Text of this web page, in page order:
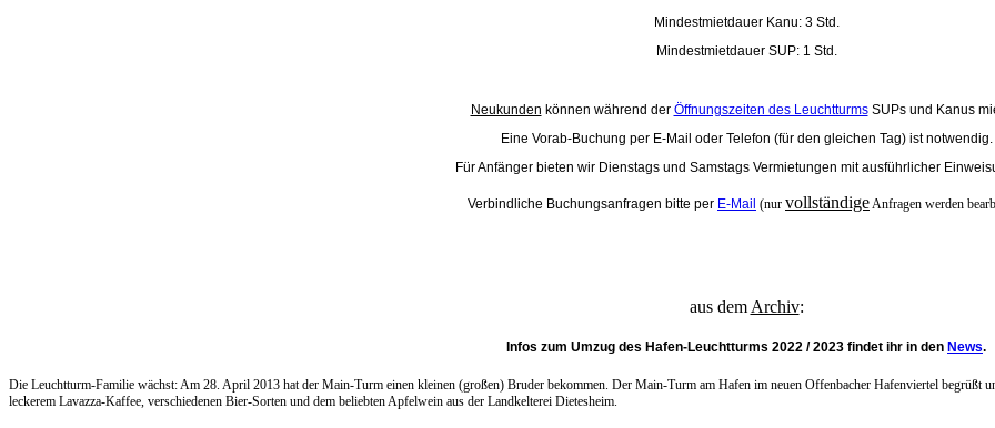
Mindestmietdauer Kanu: 3 Std.
Mindestmietdauer SUP: 1 Std.
Neukunden können während der Öffnungszeiten des Leuchtturms SUPs und Kanus
Eine Vorab-Buchung per E-Mail oder Telefon (für den gleichen Tag) ist notwendig.
Für Anfänger bieten wir Dienstags und Samstags Vermietungen mit ausführlicher
Verbindliche Buchungsanfragen bitte per E-Mail (nur vollständigeAnfragen werden
aus dem Archiv:
Infos zum Umzug des Hafen-Leuchtturms 2022 / 2023 findet ihr in den News.
Die Leuchtturm-Familie wächst: Am 28. April 2013 hat der Main-Turm einen kleinen (großen) Bruder bekommen. Der Main-Turm am Hafen im neuen Offenbacher Hafenviertel begrüßt
leckerem Lavazza-Kaffee, verschiedenen Bier-Sorten und dem beliebten Apfelwein aus der Landkelterei Dietesheim.